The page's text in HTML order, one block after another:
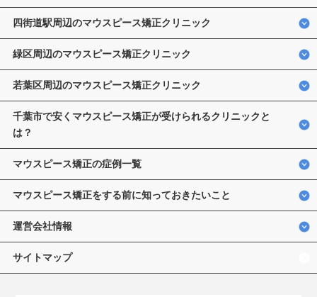
四街道駅周辺のマウスピース矯正クリニック
緑区周辺のマウスピース矯正クリニック
若葉区周辺のマウスピース矯正クリニック
千葉市で安くマウスピース矯正が受けられるクリニックと
は？
マウスピース矯正の症例一覧
マウスピース矯正をする前に知っておきたいこと
運営会社情報
サイトマップ